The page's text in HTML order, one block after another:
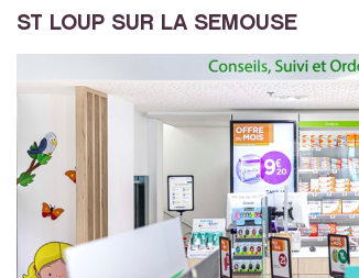
ST LOUP SUR LA SEMOUSE